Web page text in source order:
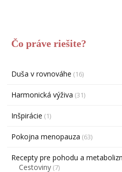
Čo práve riešite?
Duša v rovnováhe (16)
Harmonická výživa (31)
Inšpirácie (1)
Pokojna menopauza (63)
Recepty pre pohodu a
Cestoviny (7)